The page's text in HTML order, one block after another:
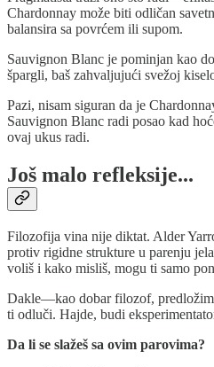
Chardonnay može biti odličan
balansira sa povrćem ili supom.
Sauvignon Blanc je pominjan kao
špargli, baš zahvaljujući svežoj
Pazi, nisam siguran da je
Sauvignon Blanc radi posao kad
ovaj ukus radi.
Još malo refleksije...
Filozofija vina nije diktat. Alder
protiv rigidne strukture u parenju
voliš i kako misliš, mogu ti samo
Dakle—kao dobar filozof,
ti odluči. Hajde, budi
Da li se slažeš sa ovim parovima?